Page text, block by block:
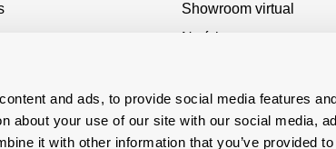
and ads, to provide social media features
about your use of our site with our social media,
it with other information that you’ve provided
Showroom virtual
Notícias
Terms - Conditions
Escravidão moderna